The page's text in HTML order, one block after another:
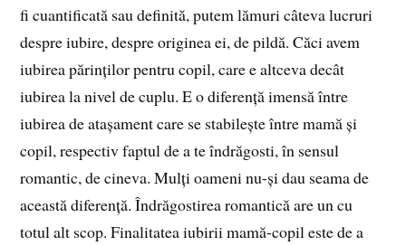
fi cuantificată sau definită, putem lămuri câteva lucruri
despre iubire, despre originea ei, de pildă. Căci avem
iubirea părinților pentru copil, care e altceva decât
iubirea la nivel de cuplu. E o diferență imensă între
iubirea de atașament care se stabilește între mamă și
copil, respectiv faptul de a te îndrăgosti, în sensul
romantic, de cineva. Mulți oameni nu-și dau seama de
această diferență. Îndrăgostirea romantică are un cu
totul alt scop. Finalitatea iubirii mamă-copil este de a